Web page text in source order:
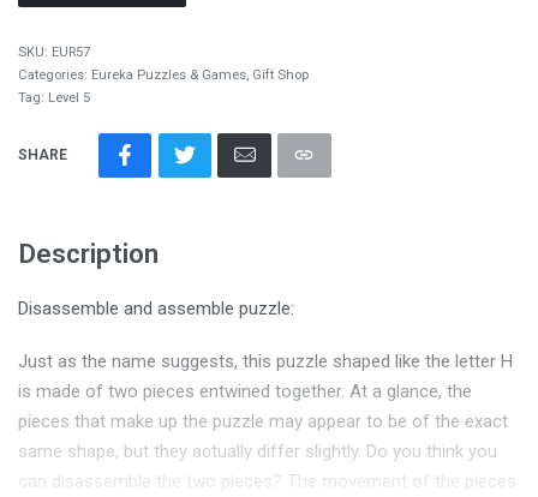
SKU: EUR57
Categories: Eureka Puzzles & Games, Gift Shop
Tag: Level 5
SHARE
Description
Disassemble and assemble puzzle:
Just as the name suggests, this puzzle shaped like the letter H
is made of two pieces entwined together. At a glance, the
pieces that make up the puzzle may appear to be of the exact
same shape, but they actually differ slightly. Do you think you
can disassemble the two pieces? The movement of the pieces